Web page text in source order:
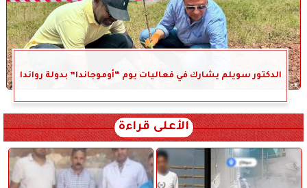
الدكتور سويلم يشارك في فعاليات يوم “أوموجاندا” بدولة رواندا
الأعلى قراءة